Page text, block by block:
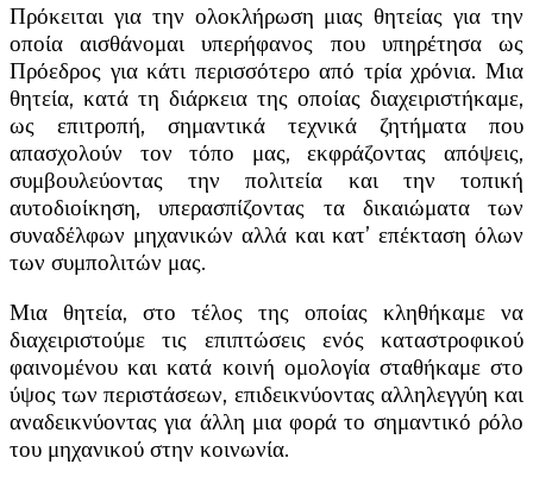
Πρόκειται για την ολοκλήρωση μιας θητείας για την
οποία αισθάνομαι υπερήφανος που υπηρέτησα ως
Πρόεδρος για κάτι περισσότερο από τρία χρόνια. Μια
θητεία, κατά τη διάρκεια της οποίας διαχειριστήκαμε,
ως επιτροπή, σημαντικά τεχνικά ζητήματα που
απασχολούν τον τόπο μας, εκφράζοντας απόψεις,
συμβουλεύοντας την πολιτεία και την τοπική
αυτοδιοίκηση, υπερασπίζοντας τα δικαιώματα των
συναδέλφων μηχανικών αλλά και κατ’ επέκταση όλων
των συμπολιτών μας.
Μια θητεία, στο τέλος της οποίας κληθήκαμε να
διαχειριστούμε τις επιπτώσεις ενός καταστροφικού
φαινομένου και κατά κοινή ομολογία σταθήκαμε στο
ύψος των περιστάσεων, επιδεικνύοντας αλληλεγγύη και
αναδεικνύοντας για άλλη μια φορά το σημαντικό ρόλο
του μηχανικού στην κοινωνία.